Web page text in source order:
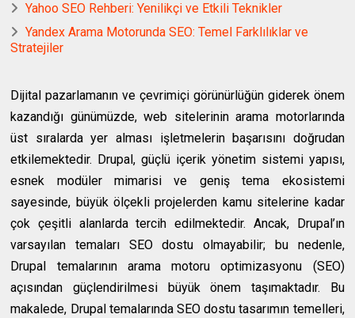
Yahoo SEO Rehberi: Yenilikçi ve Etkili Teknikler
Yandex Arama Motorunda SEO: Temel Farklılıklar ve
Stratejiler
Dijital pazarlamanın ve çevrimiçi görünürlüğün giderek önem
kazandığı günümüzde, web sitelerinin arama motorlarında
üst sıralarda yer alması işletmelerin başarısını doğrudan
etkilemektedir. Drupal, güçlü içerik yönetim sistemi yapısı,
esnek modüler mimarisi ve geniş tema ekosistemi
sayesinde, büyük ölçekli projelerden kamu sitelerine kadar
çok çeşitli alanlarda tercih edilmektedir. Ancak, Drupal’ın
varsayılan temaları SEO dostu olmayabilir; bu nedenle,
Drupal temalarının arama motoru optimizasyonu (SEO)
açısından güçlendirilmesi büyük önem taşımaktadır. Bu
makalede, Drupal temalarında SEO dostu tasarımın temelleri,